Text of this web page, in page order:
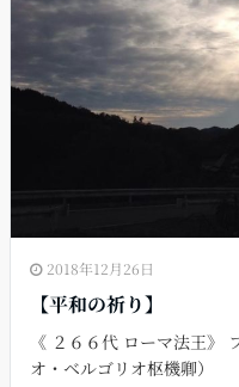
2018年12月26日
【平和の祈り】
《 ２６６代 ローマ法王》
オ・ベルゴリオ枢機卿）